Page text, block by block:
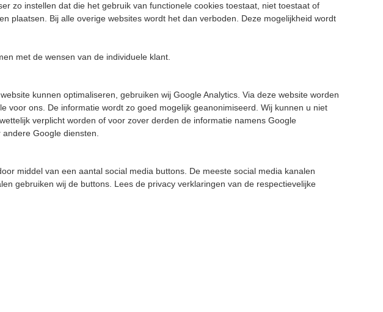
zo instellen dat die het gebruik van functionele cookies toestaat, niet toestaat of
plaatsen. Bij alle overige websites wordt het dan verboden. Deze mogelijkheid wordt
met de wensen van de individuele klant.
kunnen optimaliseren, gebruiken wij Google Analytics. Via deze website worden
ons. De informatie wordt zo goed mogelijk geanonimiseerd. Wij kunnen u niet
verplicht worden of voor zover derden de informatie namens Google
Google diensten.
middel van een aantal social media buttons. De meeste social media kanalen
gebruiken wij de buttons. Lees de privacy verklaringen van de respectievelijke